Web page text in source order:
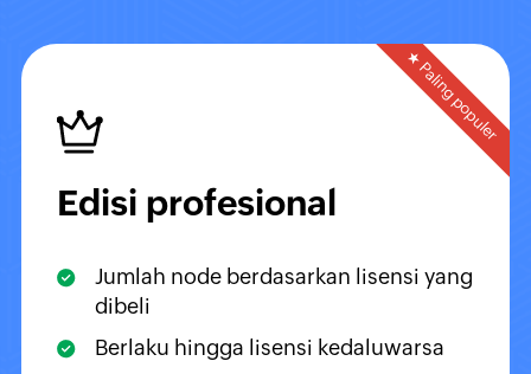
★ Paling populer
Edisi profesional
Jumlah node berdasarkan lisensi yang
dibeli
Berlaku hingga lisensi kedaluwarsa